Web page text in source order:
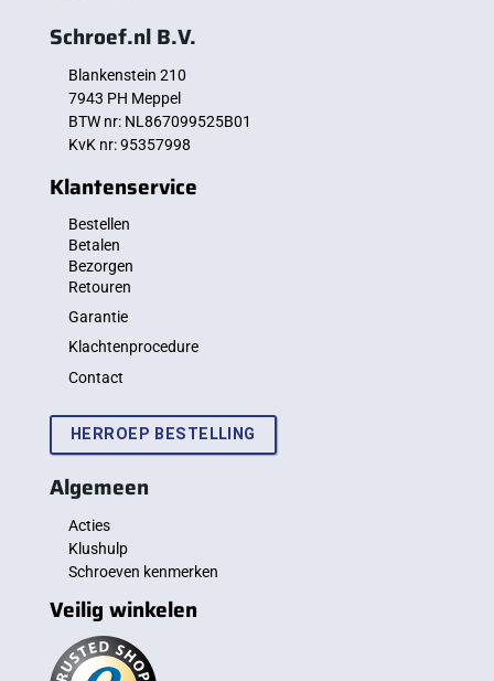
Schroef.nl B.V.
Blankenstein 210
7943 PH Meppel
BTW nr: NL867099525B01
KvK nr: 95357998
Klantenservice
Bestellen
Betalen
Bezorgen
Retouren
Garantie
Klachtenprocedure
Contact
HERROEP BESTELLING
Algemeen
Acties
Klushulp
Schroeven kenmerken
Veilig winkelen